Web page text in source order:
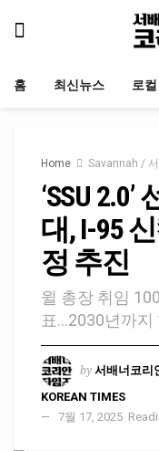
홈 최신뉴스 로컬
Home Savannah /
‘SSU
대, I-95
정 추진
윌 총장 취임
표…2030년까지
by 서배너코리
KOREAN TIMES
7월 17, 2025